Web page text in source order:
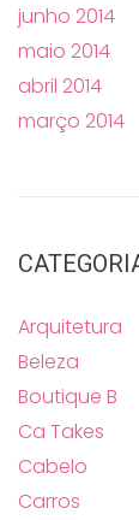
junho 2014
maio 2014
abril 2014
março 2014
Arquitetura
Beleza
Boutique B
Ca Takes
Cabelo
Carros